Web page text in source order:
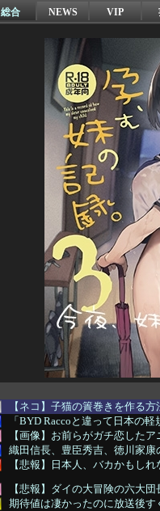
総合 NEWS VIP
【ネコ】子猫の簀巻きを作る
「BYD Raccoと違って日本の
【画像】お前らがガチ恋した
織田信長、豊臣秀吉、徳川家
【悲報】日本人、バカかもし
【悲報】ダイの大冒険の六大
期待値は凄かったのに放送後す